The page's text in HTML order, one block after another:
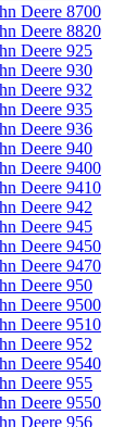
Deere 8700
Deere 8820
Deere 925
Deere 930
Deere 932
Deere 935
Deere 936
Deere 940
Deere 9400
Deere 9410
Deere 942
Deere 945
Deere 9450
Deere 9470
Deere 950
Deere 9500
Deere 9510
Deere 952
Deere 9540
Deere 955
Deere 9550
Deere 956